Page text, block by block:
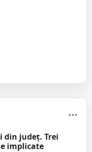
din județ. Trei
implicate